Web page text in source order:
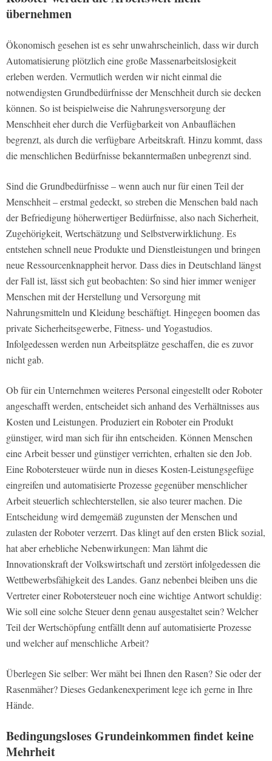
übernehmen
Ökonomisch gesehen ist es sehr unwahrscheinlich, dass wir durch
Automatisierung plötzlich eine große Massenarbeitslosigkeit
erleben werden. Vermutlich werden wir nicht einmal die
notwendigsten Grundbedürfnisse der Menschheit durch sie decken
können. So ist beispielweise die Nahrungsversorgung der
Menschheit eher durch die Verfügbarkeit von Anbauflächen
begrenzt, als durch die verfügbare Arbeitskraft. Hinzu kommt, dass
die menschlichen Bedürfnisse bekanntermaßen unbegrenzt sind.
Sind die Grundbedürfnisse – wenn auch nur für einen Teil der
Menschheit – erstmal gedeckt, so streben die Menschen bald nach
der Befriedigung höherwertiger Bedürfnisse, also nach Sicherheit,
Zugehörigkeit, Wertschätzung und Selbstverwirklichung. Es
entstehen schnell neue Produkte und Dienstleistungen und bringen
neue Ressourcenknappheit hervor. Dass dies in Deutschland längst
der Fall ist, lässt sich gut beobachten: So sind hier immer weniger
Menschen mit der Herstellung und Versorgung mit
Nahrungsmitteln und Kleidung beschäftigt. Hingegen boomen das
private Sicherheitsgewerbe, Fitness- und Yogastudios.
Infolgedessen werden nun Arbeitsplätze geschaffen, die es zuvor
nicht gab.
Ob für ein Unternehmen weiteres Personal eingestellt oder Roboter
angeschafft werden, entscheidet sich anhand des Verhältnisses aus
Kosten und Leistungen. Produziert ein Roboter ein Produkt
günstiger, wird man sich für ihn entscheiden. Können Menschen
eine Arbeit besser und günstiger verrichten, erhalten sie den Job.
Eine Robotersteuer würde nun in dieses Kosten-Leistungsgefüge
eingreifen und automatisierte Prozesse gegenüber menschlicher
Arbeit steuerlich schlechterstellen, sie also teurer machen. Die
Entscheidung wird demgemäß zugunsten der Menschen und
zulasten der Roboter verzerrt. Das klingt auf den ersten Blick sozial,
hat aber erhebliche Nebenwirkungen: Man lähmt die
Innovationskraft der Volkswirtschaft und zerstört infolgedessen die
Wettbewerbsfähigkeit des Landes. Ganz nebenbei bleiben uns die
Vertreter einer Robotersteuer noch eine wichtige Antwort schuldig:
Wie soll eine solche Steuer denn genau ausgestaltet sein? Welcher
Teil der Wertschöpfung entfällt denn auf automatisierte Prozesse
und welcher auf menschliche Arbeit?
Überlegen Sie selber: Wer mäht bei Ihnen den Rasen? Sie oder der
Rasenmäher? Dieses Gedankenexperiment lege ich gerne in Ihre
Hände.
Bedingungsloses Grundeinkommen findet keine
Mehrheit